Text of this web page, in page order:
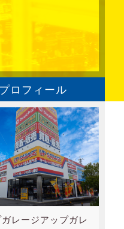
プロフィール
レージアップガレ